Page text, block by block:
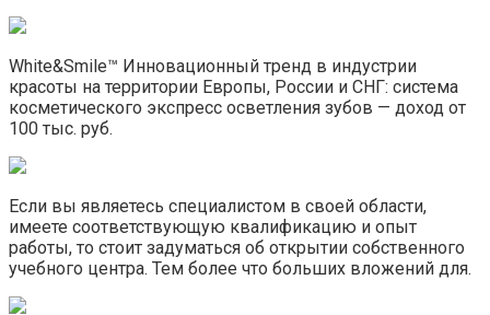
White&Smile™ Инновационный тренд в индустрии
красоты на территории Европы, России и СНГ: система
косметического экспресс осветления зубов — доход от
100 тыс. руб.
Если вы являетесь специалистом в своей области,
имеете соответствующую квалификацию и опыт
работы, то стоит задуматься об открытии собственного
учебного центра. Тем более что больших вложений для.